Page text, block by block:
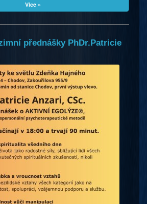
Více »
přednášky PhDr.Patricie